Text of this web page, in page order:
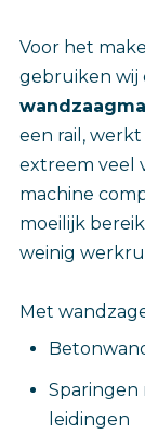
Voor het
gebruiken wij
een rail, werkt
extreem veel
machine
moeilijk
weinig
Met
Sparingen
leidingen